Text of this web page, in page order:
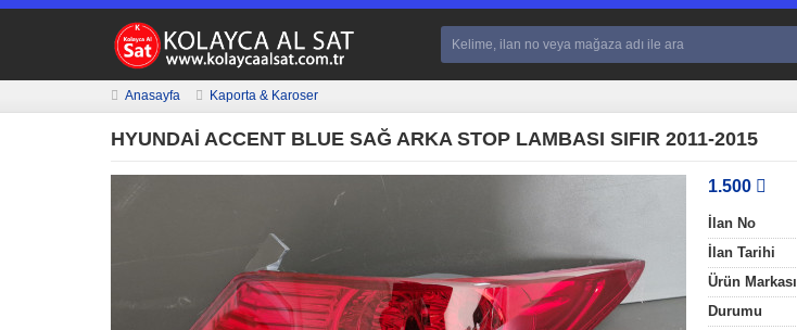
Anasayfa Kaporta & Karoser
HYUNDAİ ACCENT BLUE SAĞ ARKA STOP LAMBASI SIFIR 2011-2015
1.500
İlan No
İlan Tarihi
Ürün Markası
Durumu